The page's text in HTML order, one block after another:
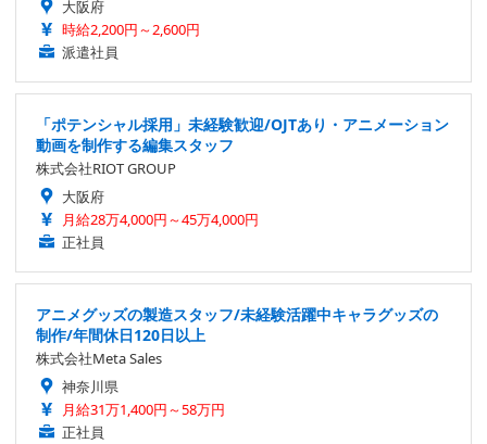
大阪府
時給2,200円～2,600円
派遣社員
「ポテンシャル採用」未経験歓迎/OJTあり・アニメーション
動画を制作する編集スタッフ
株式会社RIOT GROUP
大阪府
月給28万4,000円～45万4,000円
正社員
アニメグッズの製造スタッフ/未経験活躍中キャラグッズの
制作/年間休日120日以上
株式会社Meta Sales
神奈川県
月給31万1,400円～58万円
正社員